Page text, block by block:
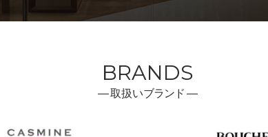
BRANDS
―取扱いブランド ―